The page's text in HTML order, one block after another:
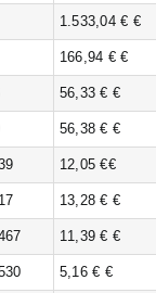
1.533,04 € €
166,94 € €
56,33 € €
56,38 € €
12,05 €€
13,28 € €
11,39 € €
5,16 € €